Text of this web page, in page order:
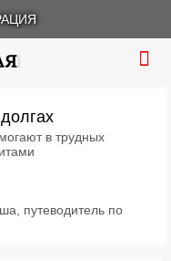
в трудных
путеводитель по